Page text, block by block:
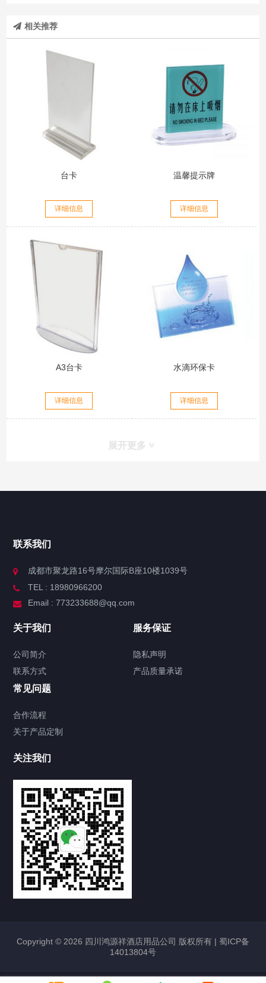
相关推荐
台卡
详细信息
温馨提示牌
详细信息
A3台卡
详细信息
水滴环保卡
详细信息
展开更多
联系我们
成都市聚龙路16号摩尔国际B座10楼1039号
TEL : 18980966200
Email : 773233688@qq.com
关于我们
公司简介
联系方式
服务保证
隐私声明
产品质量承诺
常见问题
合作流程
关于产品定制
关注我们
Copyright © 2026 四川鸿源祥酒店用品公司 版权所有 | 蜀ICP备
14013804号